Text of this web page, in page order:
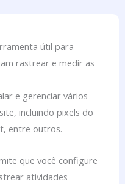
útil para
rastrear e medir as
e gerenciar vários
incluindo pixels do
entre outros.
que você configure
atividades